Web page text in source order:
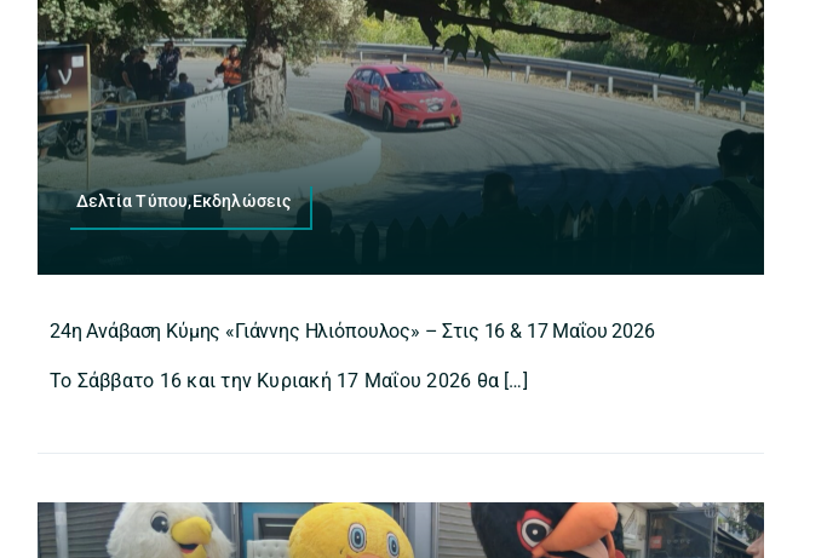
Δελτία Τύπου,Εκδηλώσεις
24η Ανάβαση Κύμης «Γιάννης Ηλιόπουλος» – Στις 16 & 17 Μαΐου 2026
Το Σάββατο 16 και την Κυριακή 17 Μαΐου 2026 θα […]